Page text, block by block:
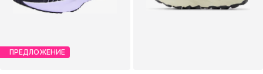
ПРЕДЛОЖЕНИЕ